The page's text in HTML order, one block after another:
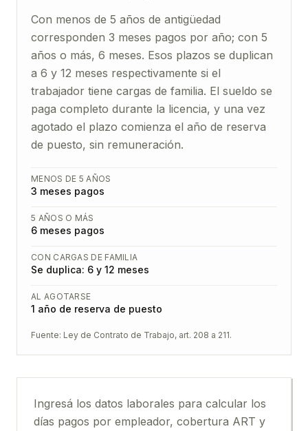
Con menos de 5 años de antigüedad
corresponden 3 meses pagos por año; con 5
años o más, 6 meses. Esos plazos se duplican
a 6 y 12 meses respectivamente si el
trabajador tiene cargas de familia. El sueldo se
paga completo durante la licencia, y una vez
agotado el plazo comienza el año de reserva
de puesto, sin remuneración.
MENOS DE 5 AÑOS
3 meses pagos
5 AÑOS O MÁS
6 meses pagos
CON CARGAS DE FAMILIA
Se duplica: 6 y 12 meses
AL AGOTARSE
1 año de reserva de puesto
Fuente: Ley de Contrato de Trabajo, art. 208 a 211.
Ingresá los datos laborales para calcular los
días pagos por empleador, cobertura ART y